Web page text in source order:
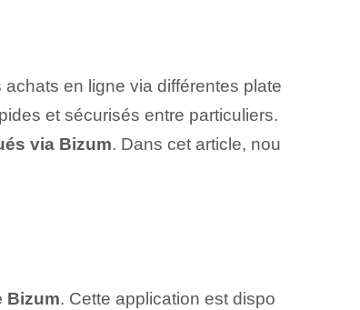
en ligne via différentes plate
et sécurisés entre particuliers.
via Bizum. Dans cet article, nou
Bizum. Cette application est dispo